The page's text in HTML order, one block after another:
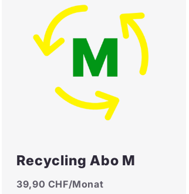
Recycling Abo M
39,90 CHF/Monat